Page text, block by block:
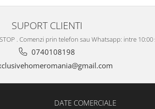
SUPORT CLIENTI
. Comenzi prin telefon sau Whatsapp: intre 10:00
0740108198
DATE COMERCIALE